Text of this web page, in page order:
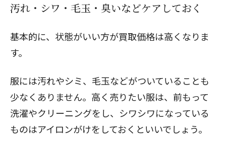
汚れ・シワ・毛玉・臭いなどケアしておく
基本的に、状態がいい方が買取価格は高くなりま
す。
服には汚れやシミ、毛玉などがついていることも
少なくありません。高く売りたい服は、前もって
洗濯やクリーニングをし、シワシワになっている
ものはアイロンがけをしておくといいでしょう。